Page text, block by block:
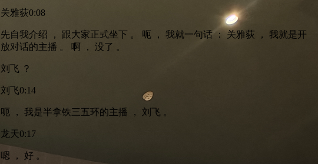
关雅荻0:08
先自我介绍 ， 跟大家正式坐下 。 呃 ， 我就一句话 ： 关雅荻 ， 我就是开
放对话的主播 。 啊 ， 没了 。
刘飞 ？
刘飞0:14
呃 ， 我是半拿铁三五环的主播 ， 刘飞 。
龙天0:17
嗯 ， 好 。